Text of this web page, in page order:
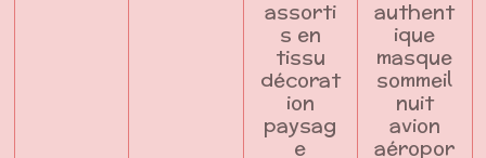
assorti
s en
tissu
décorat
ion
paysag
e
authent
ique
masque
sommeil
nuit
avion
aéropor